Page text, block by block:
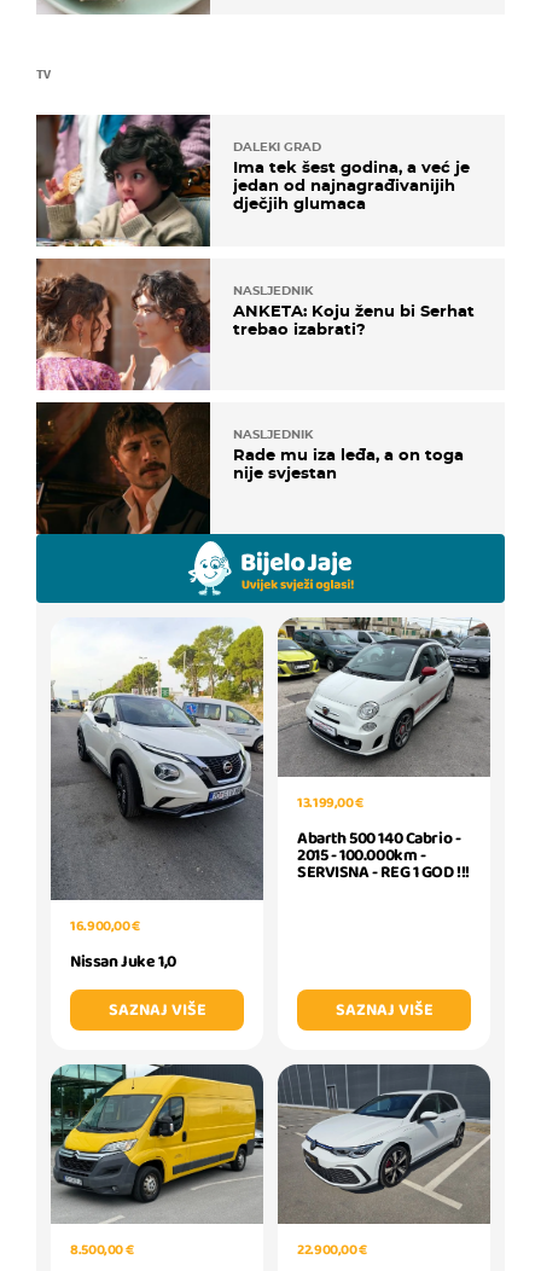
TV
DALEKI GRAD
Ima tek šest godina, a već je
jedan od najnagrađivanijih
dječjih glumaca
NASLJEDNIK
ANKETA: Koju ženu bi Serhat
trebao izabrati?
NASLJEDNIK
Rade mu iza leđa, a on toga
nije svjestan
16.900,00 €
Nissan Juke 1,0
SAZNAJ VIŠE
13.199,00 €
Abarth 500 140 Cabrio -
2015 - 100.000km -
SERVISNA - REG 1 GOD !!!
SAZNAJ VIŠE
8.500,00 € 22.900,00 €